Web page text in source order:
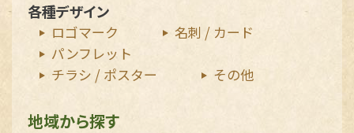
各種デザイン
ロゴマーク
名刺 / カード
パンフレット
チラシ / ポスター
その他
地域から探す